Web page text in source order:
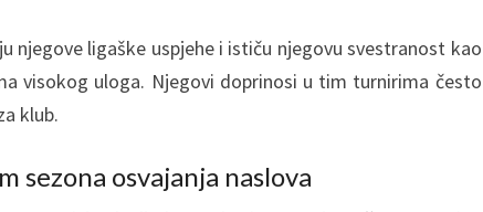
njegove ligaške uspjehe i ističu njegovu svestranost kao
visokog uloga. Njegovi doprinosi u tim turnirima često
klub.
sezona osvajanja naslova